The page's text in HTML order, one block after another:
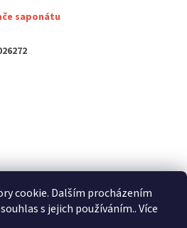
cookie. Dalším procházením
s jejich používáním.. Více
saponátu
pouzdra SCRIGNO